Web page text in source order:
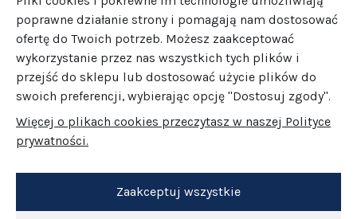
poprawne działanie strony i pomagają nam dostosować
ofertę do Twoich potrzeb. Możesz zaakceptować
wykorzystanie przez nas wszystkich tych plików i
przejść do sklepu lub dostosować użycie plików do
swoich preferencji, wybierając opcję "Dostosuj zgody".
Więcej o plikach cookies przeczytasz w naszej Polityce
prywatności.
Zaakceptuj wszystkie